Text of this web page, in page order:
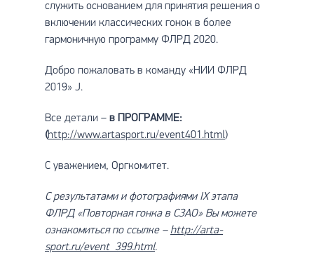
служить основанием для принятия решения о
включении классических гонок в более
гармоничную программу ФЛРД 2020.
Добро пожаловать в команду «НИИ ФЛРД
2019» J.
Все детали – в ПРОГРАММЕ:
(http://www.artasport.ru/event401.html)
С уважением, Оргкомитет.
С результатами и фотографиями IXэтапа
ФЛРД «Повторная гонка в СЗАО» Вы можете
ознакомиться по ссылке –http://arta-
sport.ru/event_399.html.